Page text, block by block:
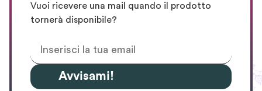
Vuoi ricevere una mail quando il prodotto
tornerà disponibile?
Avvisami!